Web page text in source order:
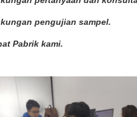
pengujian sampel.
Pabrik kami.